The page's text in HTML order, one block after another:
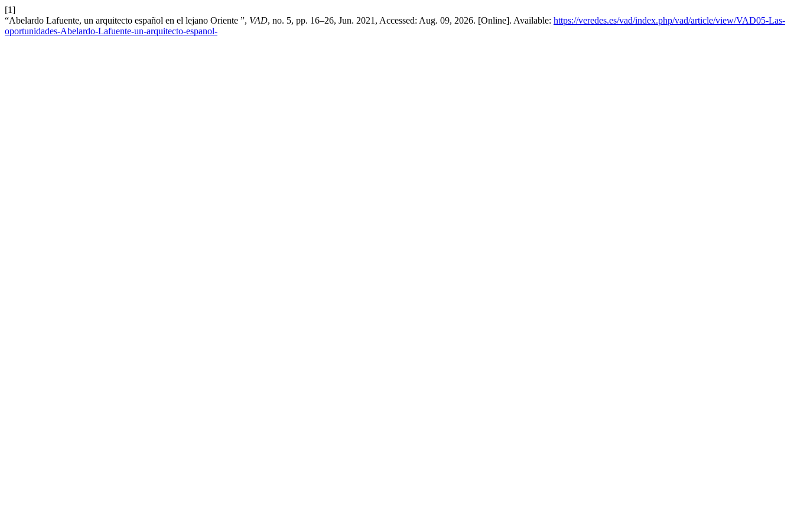
[1]
“Abelardo Lafuente, un arquitecto español en el lejano Oriente ”, VAD, no. 5, pp. 16–26, Jun. 2021, Accessed: Aug. 09, 2026. [Online]. Available: https://veredes.es/vad/index.php/vad/article/view/VAD05-Las-
oportunidades-Abelardo-Lafuente-un-arquitecto-espanol-